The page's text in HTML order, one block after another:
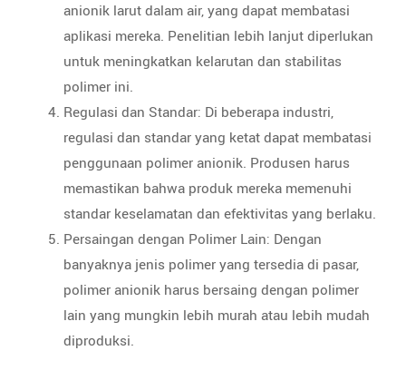
anionik larut dalam air, yang dapat membatasi
aplikasi mereka. Penelitian lebih lanjut diperlukan
untuk meningkatkan kelarutan dan stabilitas
polimer ini.
Regulasi dan Standar: Di beberapa industri,
regulasi dan standar yang ketat dapat membatasi
penggunaan polimer anionik. Produsen harus
memastikan bahwa produk mereka memenuhi
standar keselamatan dan efektivitas yang berlaku.
Persaingan dengan Polimer Lain: Dengan
banyaknya jenis polimer yang tersedia di pasar,
polimer anionik harus bersaing dengan polimer
lain yang mungkin lebih murah atau lebih mudah
diproduksi.